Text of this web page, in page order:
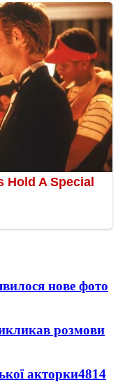
нове фото
розмови
акторки4814